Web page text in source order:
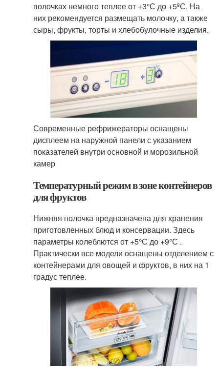
полочках немного теплее от +3°С до +5ºС. На
них рекомендуется размещать молочку, а также
сыры, фрукты, торты и хлебобулочные изделия.
Современные рефрижераторы оснащены
дисплеем на наружной панели с указанием
показателей внутри основной и морозильной
камер
Температурный режим в зоне контейнеров
для фруктов
Нижняя полочка предназначена для хранения
приготовленных блюд и консервации. Здесь
параметры колеблются от +5°С до +9°С .
Практически все модели оснащены отделением с
контейнерами для овощей и фруктов, в них на 1
градус теплее.